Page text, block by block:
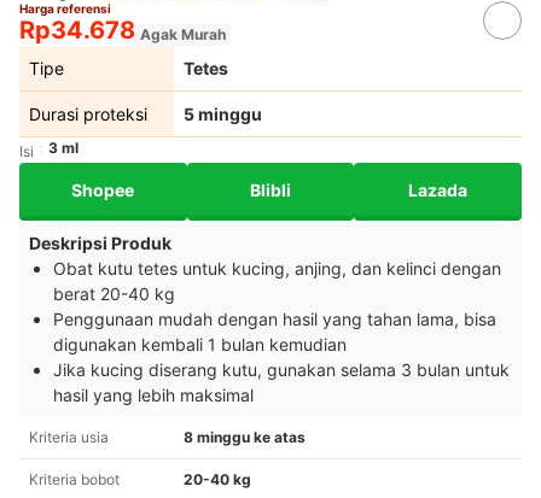
Harga referensi
Rp34.678 Agak Murah
Tipe Tetes
Durasi proteksi 5 minggu
Isi 3 ml
Shopee Blibli Lazada
Deskripsi Produk
Obat kutu tetes untuk kucing, anjing, dan kelinci dengan
berat 20-40 kg​
Penggunaan mudah dengan hasil yang tahan lama​, bisa
digunakan kembali 1 bulan kemudian
Jika kucing diserang kutu, gunakan selama 3 bulan untuk
hasil yang lebih maksimal
Kriteria usia 8 minggu ke atas
Kriteria bobot 20-40 kg